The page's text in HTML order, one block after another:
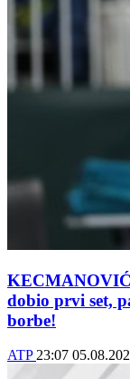
dobio prvi set,
borbe!
ATP 23:07